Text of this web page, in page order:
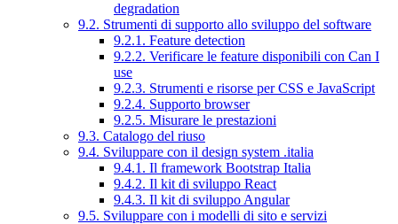
degradation
9.2. Strumenti di supporto allo sviluppo del software
9.2.1. Feature detection
9.2.2. Verificare le feature disponibili con Can I
use
9.2.3. Strumenti e risorse per CSS e JavaScript
9.2.4. Supporto browser
9.2.5. Misurare le prestazioni
9.3. Catalogo del riuso
9.4. Sviluppare con il design system .italia
9.4.1. Il framework Bootstrap Italia
9.4.2. Il kit di sviluppo React
9.4.3. Il kit di sviluppo Angular
9.5. Sviluppare con i modelli di sito e servizi